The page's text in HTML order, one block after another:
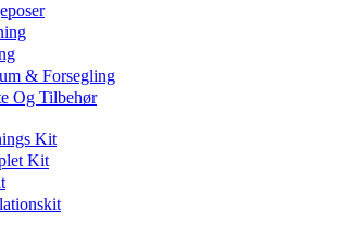
& Forsegling
Og Tilbehør
Kit
Kit